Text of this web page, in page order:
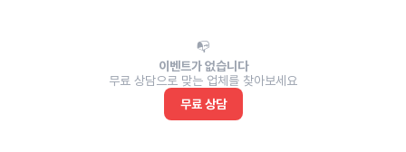
📭
이벤트가 없습니다
무료 상담으로 맞는 업체를 찾아보세요
무료 상담